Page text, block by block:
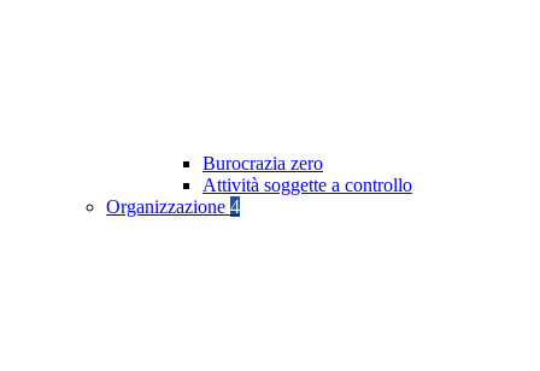
Burocrazia zero
Attività soggette a controllo
Organizzazione 4